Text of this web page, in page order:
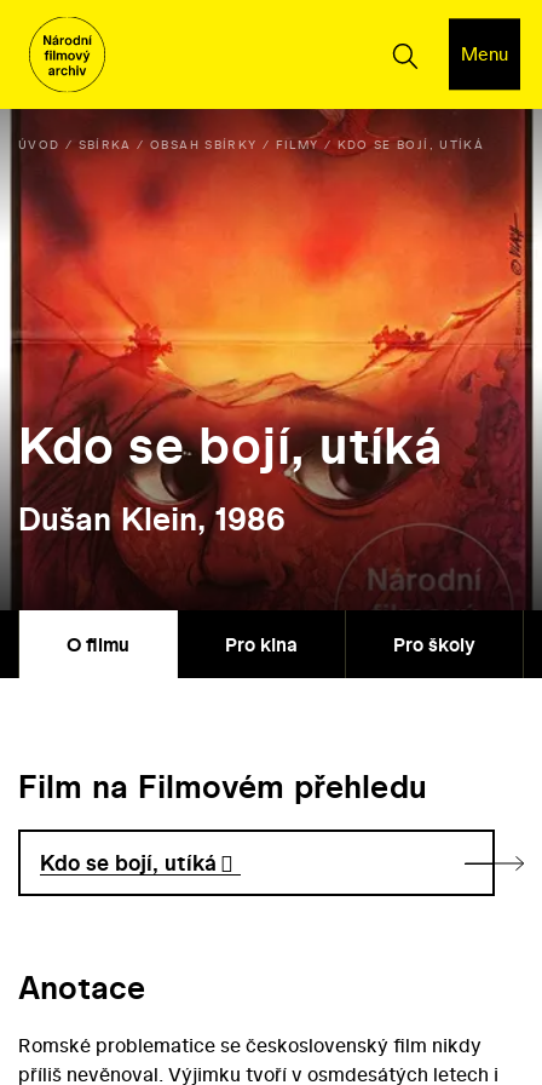
Menu
ÚVOD SBÍRKA OBSAH SBÍRKY FILMY KDO SE BOJÍ, UTÍKÁ
Kdo se bojí, utíká
Dušan Klein, 1986
O filmu Pro kina Pro školy
Film na Filmovém přehledu
Kdo se bojí, utíká
Anotace
Romské problematice se československý film nikdy
příliš nevěnoval. Výjimku tvoří v osmdesátých letech i